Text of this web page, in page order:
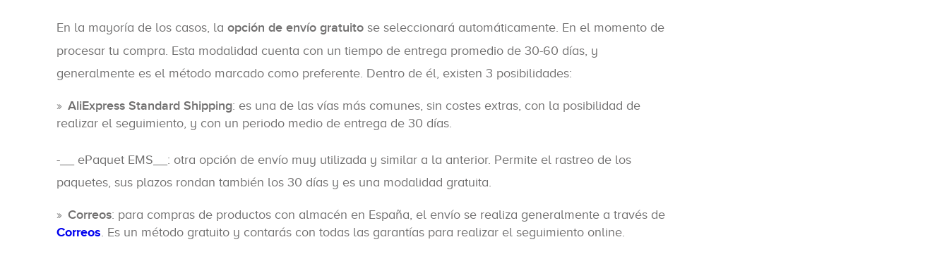
En la mayoría de los casos, la opción de envío gratuito se seleccionará automáticamente. En el momento de
procesar tu compra. Esta modalidad cuenta con un tiempo de entrega promedio de 30-60 días, y
generalmente es el método marcado como preferente. Dentro de él, existen 3 posibilidades:
AliExpress Standard Shipping: es una de las vías más comunes, sin costes extras, con la posibilidad de
realizar el seguimiento, y con un periodo medio de entrega de 30 días.
-__ ePaquet EMS__: otra opción de envío muy utilizada y similar a la anterior. Permite el rastreo de los
paquetes, sus plazos rondan también los 30 días y es una modalidad gratuita.
Correos: para compras de productos con almacén en España, el envío se realiza generalmente a través de
Correos . Es un método gratuito y contarás con todas las garantías para realizar el seguimiento online.